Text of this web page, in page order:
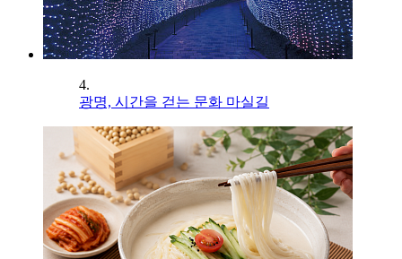
4.
광명, 시간을 걷는 문화 마실길